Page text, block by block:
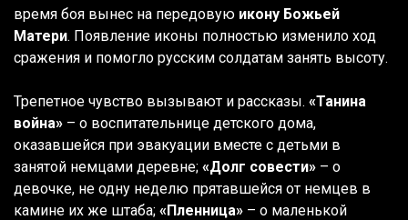
время боя вынес на передовую икону Божьей
Матери. Появление иконы полностью изменило ход
сражения и помогло русским солдатам занять высоту.
Трепетное чувство вызывают и рассказы. «Танина
война» – о воспитательнице детского дома,
оказавшейся при эвакуации вместе с детьми в
занятой немцами деревне; «Долг совести» – о
девочке, не одну неделю прятавшейся от немцев в
камине их же штаба; «Пленница» – о маленькой